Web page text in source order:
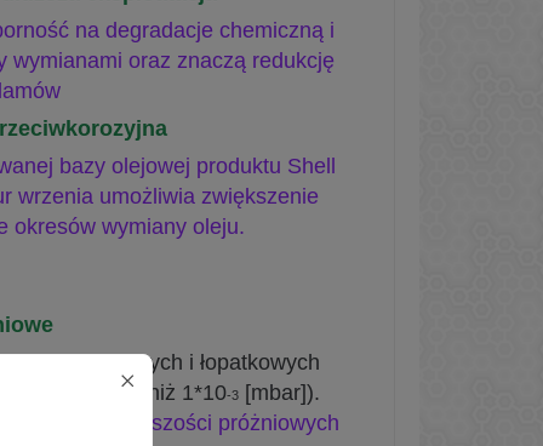
na degradacje chemiczną i
wymianami oraz znaczą redukcję
bazy olejowej produktu Shell
wrzenia umożliwia zwiększenie
okresówwymiany oleju.
w rotacyjnych i łopatkowych
(nie niżej niż 1*10-3[mbar]).
w większości próżniowych